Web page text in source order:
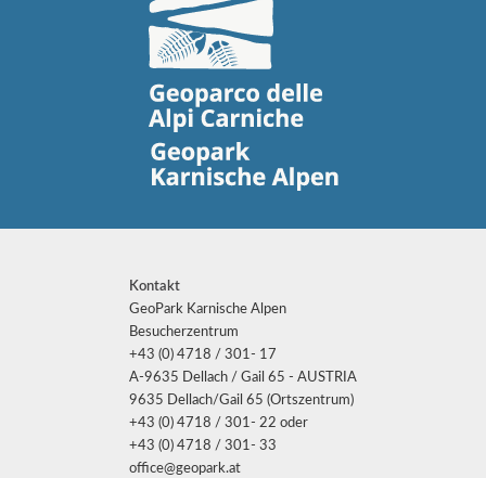
Kontakt
GeoPark Karnische Alpen
Besucherzentrum
+43 (0) 4718 / 301- 17
A-9635 Dellach / Gail 65 - AUSTRIA
9635 Dellach/Gail 65 (Ortszentrum)
+43 (0) 4718 / 301- 22 oder
+43 (0) 4718 / 301- 33
office@geopark.at